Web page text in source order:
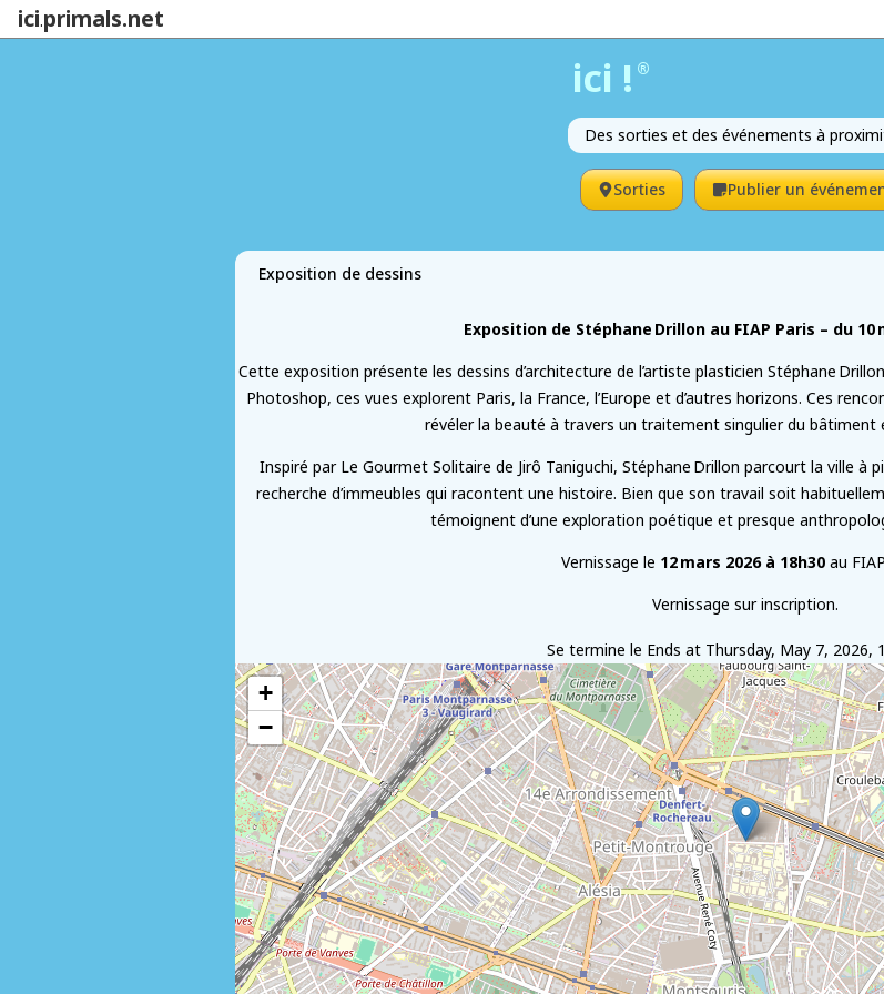
ici.primals.net
ici ! ®
Des sorties et des événements à
Sorties Publier un
Exposition de dessins
Exposition de Stéphane Drillon au FIAP Paris – du 10
Cette exposition présente les dessins d’architecture de l’artiste plasticien Stéphane
Photoshop, ces vues explorent Paris, la France, l’Europe et d’autres horizons. Ces
révéler la beauté à travers un traitement singulier du bâtiment
Inspiré par Le Gourmet Solitaire de Jirô Taniguchi, Stéphane Drillon parcourt la ville à
recherche d’immeubles qui racontent une histoire. Bien que son travail soit
témoignent d’une exploration poétique et presque
Vernissage le 12 mars 2026 à 18h30 au
Vernissage sur inscription.
Se termine le Ends at Thursday, May 7, 2026,
+
−